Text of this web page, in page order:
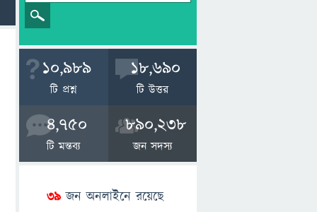
10,989
টি প্রশ্ন
18,690
টি উত্তর
4,750
টি মন্তব্য
890,238
জন সদস্য
39জন অনলাইনে রয়েছে